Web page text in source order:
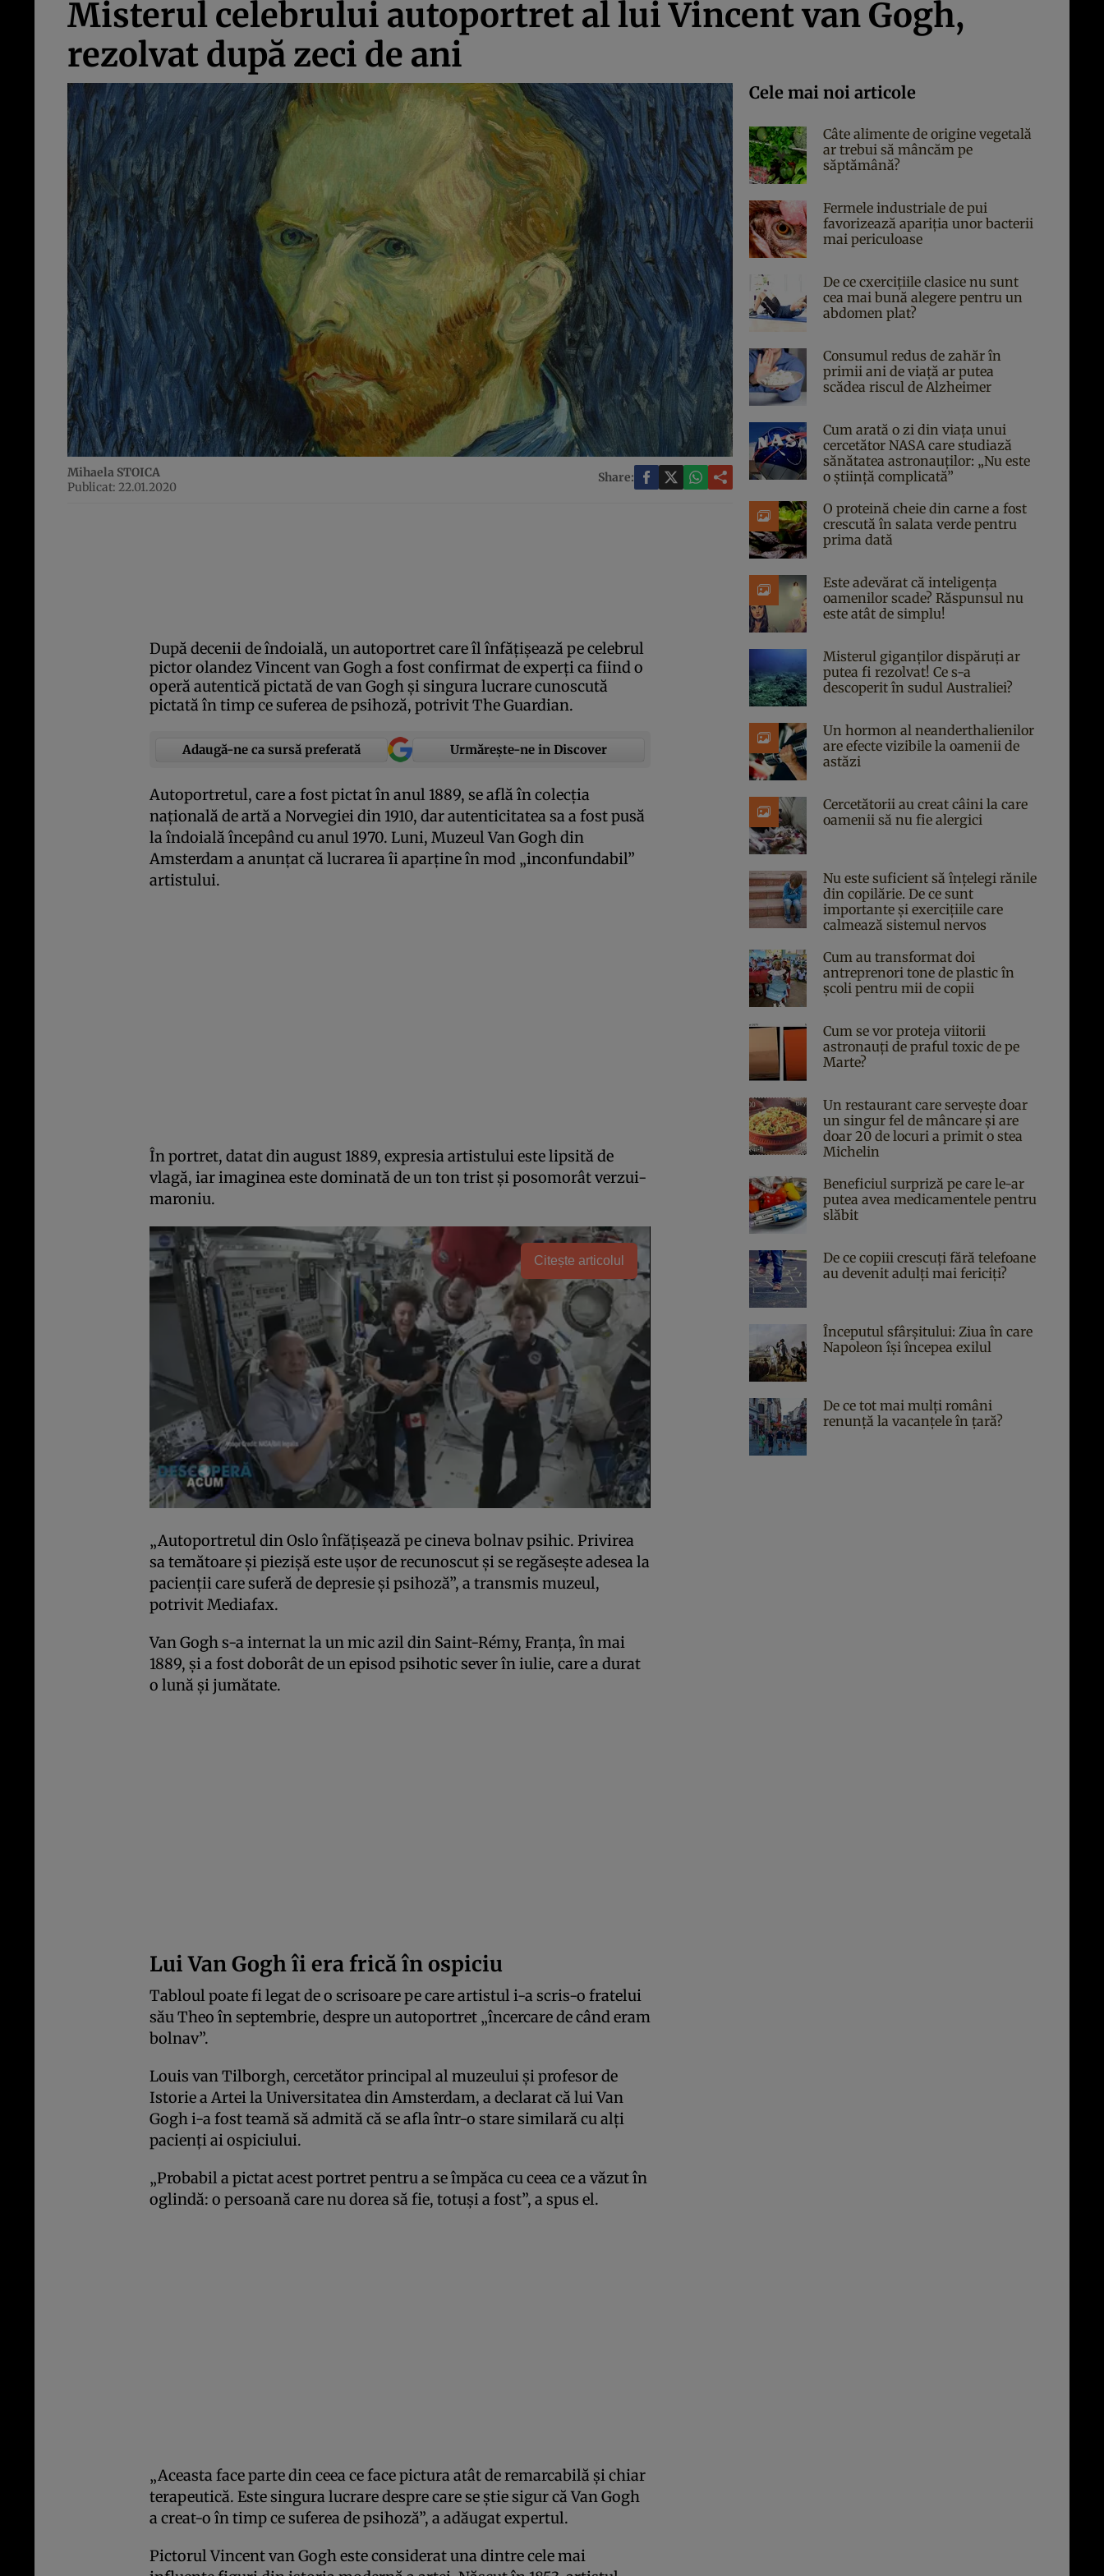
Misterul celebrului autoportret al lui Vincent van Gogh,
rezolvat după zeci de ani
Mihaela STOICA
Publicat: 22.01.2020
Share:
După decenii de îndoială, un autoportret care îl înfăţişează pe celebrul
pictor olandez Vincent van Gogh a fost confirmat de experţi ca fiind o
operă autentică pictată de van Gogh şi singura lucrare cunoscută
pictată în timp ce suferea de psihoză, potrivit The Guardian.
Adaugă-ne ca sursă preferată Urmărește-ne in Discover
Autoportretul, care a fost pictat în anul 1889, se află în colecţia
naţională de artă a Norvegiei din 1910, dar autenticitatea sa a fost pusă
la îndoială începând cu anul 1970. Luni, Muzeul Van Gogh din
Amsterdam a anunţat că lucrarea îi aparţine în mod „inconfundabil”
artistului.
În portret, datat din august 1889, expresia artistului este lipsită de
vlagă, iar imaginea este dominată de un ton trist şi posomorât verzui-
maroniu.
Citește articolul
„Autoportretul din Oslo înfăţişează pe cineva bolnav psihic. Privirea
sa temătoare şi piezişă este uşor de recunoscut şi se regăseşte adesea la
pacienţii care suferă de depresie şi psihoză”, a transmis muzeul,
potrivit Mediafax.
Van Gogh s-a internat la un mic azil din Saint-Rémy, Franţa, în mai
1889, şi a fost doborât de un episod psihotic sever în iulie, care a durat
o lună şi jumătate.
Lui Van Gogh îi era frică în ospiciu
Tabloul poate fi legat de o scrisoare pe care artistul i-a scris-o fratelui
său Theo în septembrie, despre un autoportret „încercare de când eram
bolnav”.
Louis van Tilborgh, cercetător principal al muzeului şi profesor de
Istorie a Artei la Universitatea din Amsterdam, a declarat că lui Van
Gogh i-a fost teamă să admită că se afla într-o stare similară cu alţi
pacienţi ai ospiciului.
„Probabil a pictat acest portret pentru a se împăca cu ceea ce a văzut în
oglindă: o persoană care nu dorea să fie, totuşi a fost”, a spus el.
„Aceasta face parte din ceea ce face pictura atât de remarcabilă şi chiar
terapeutică. Este singura lucrare despre care se ştie sigur că Van Gogh
a creat-o în timp ce suferea de psihoză”, a adăugat expertul.
Pictorul Vincent van Gogh este considerat una dintre cele mai
Cele mai noi articole
Câte alimente de origine vegetală
ar trebui să mâncăm pe
săptămână?
Fermele industriale de pui
favorizează apariția unor bacterii
mai periculoase
De ce cxercițiile clasice nu sunt
cea mai bună alegere pentru un
abdomen plat?
Consumul redus de zahăr în
primii ani de viață ar putea
scădea riscul de Alzheimer
Cum arată o zi din viața unui
cercetător NASA care studiază
sănătatea astronauților: „Nu este
o știință complicată”
O proteină cheie din carne a fost
crescută în salata verde pentru
prima dată
Este adevărat că inteligența
oamenilor scade? Răspunsul nu
este atât de simplu!
Misterul giganților dispăruți ar
putea fi rezolvat! Ce s-a
descoperit în sudul Australiei?
Un hormon al neanderthalienilor
are efecte vizibile la oamenii de
astăzi
Cercetătorii au creat câini la care
oamenii să nu fie alergici
Nu este suficient să înțelegi rănile
din copilărie. De ce sunt
importante și exercițiile care
calmează sistemul nervos
Cum au transformat doi
antreprenori tone de plastic în
școli pentru mii de copii
Cum se vor proteja viitorii
astronauți de praful toxic de pe
Marte?
Un restaurant care servește doar
un singur fel de mâncare și are
doar 20 de locuri a primit o stea
Michelin
Beneficiul surpriză pe care le-ar
putea avea medicamentele pentru
slăbit
De ce copiii crescuți fără telefoane
au devenit adulți mai fericiți?
Începutul sfârşitului: Ziua în care
Napoleon îşi începea exilul
De ce tot mai mulți români
renunță la vacanțele în țară?